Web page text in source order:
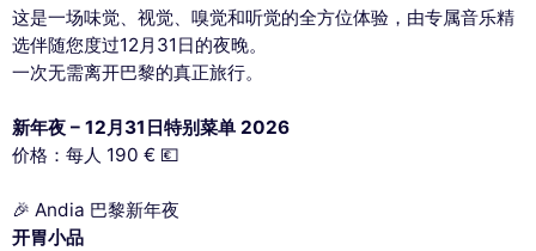
这是一场味觉、视觉、嗅觉和听觉的全方位体验，由专属音乐精
选伴随您度过12月31日的夜晚。
一次无需离开巴黎的真正旅行。
新年夜 – 12月31日特别菜单 2026
价格：每人 190 € 💶
🎉 Andia 巴黎新年夜
开胃小品